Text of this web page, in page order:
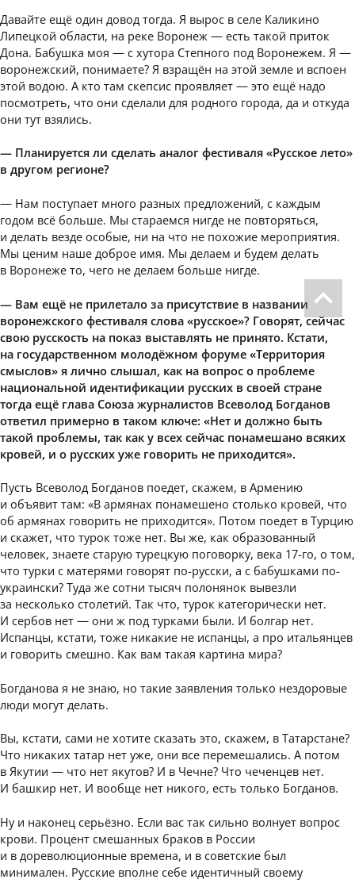
Давайте ещё один довод тогда. Я вырос в селе Каликино
Липецкой области, на реке Воронеж — есть такой приток
Дона. Бабушка моя — с хутора Степного под Воронежем. Я —
воронежский, понимаете? Я взращён на этой земле и вспоен
этой водою. А кто там скепсис проявляет — это ещё надо
посмотреть, что они сделали для родного города, да и откуда
они тут взялись.
— Планируется ли сделать аналог фестиваля «Русское лето»
в другом регионе?
— Нам поступает много разных предложений, с каждым
годом всё больше. Мы стараемся нигде не повторяться,
и делать везде особые, ни на что не похожие мероприятия.
Мы ценим наше доброе имя. Мы делаем и будем делать
в Воронеже то, чего не делаем больше нигде.
— Вам ещё не прилетало за присутствие в названии
воронежского фестиваля слова «русское»? Говорят, сейчас
свою русскость на показ выставлять не принято. Кстати,
на государственном молодёжном форуме «Территория
смыслов» я лично слышал, как на вопрос о проблеме
национальной идентификации русских в своей стране
тогда ещё глава Союза журналистов Всеволод Богданов
ответил примерно в таком ключе: «Нет и должно быть
такой проблемы, так как у всех сейчас понамешано всяких
кровей, и о русских уже говорить не приходится».
Пусть Всеволод Богданов поедет, скажем, в Армению
и объявит там: «В армянах понамешено столько кровей, что
об армянах говорить не приходится». Потом поедет в Турцию
и скажет, что турок тоже нет. Вы же, как образованный
человек, знаете старую турецкую поговорку, века 17-го, о том,
что турки с матерями говорят по-русски, а с бабушками по-
украински? Туда же сотни тысяч полонянок вывезли
за несколько столетий. Так что, турок категорически нет.
И сербов нет — они ж под турками были. И болгар нет.
Испанцы, кстати, тоже никакие не испанцы, а про итальянцев
и говорить смешно. Как вам такая картина мира?
Богданова я не знаю, но такие заявления только нездоровые
люди могут делать.
Вы, кстати, сами не хотите сказать это, скажем, в Татарстане?
Что никаких татар нет уже, они все перемешались. А потом
в Якутии — что нет якутов? И в Чечне? Что чеченцев нет.
И башкир нет. И вообще нет никого, есть только Богданов.
Ну и наконец серьёзно. Если вас так сильно волнует вопрос
крови. Процент смешанных браков в России
и в дореволюционные времена, и в советские был
минимален. Русские вполне себе идентичный своему